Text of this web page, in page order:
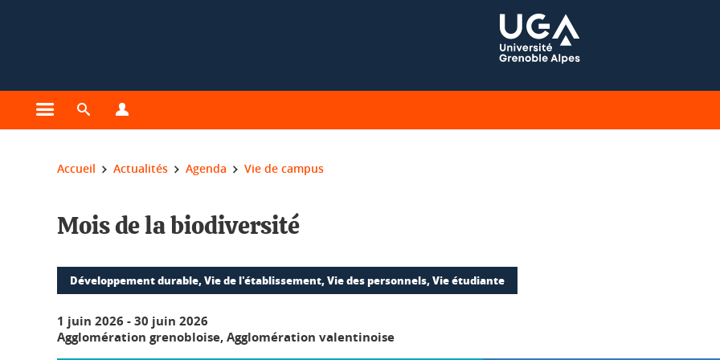
Ouvrir le menu principal
Ouvrir le moteur de recherche
Vous êtes ici :
Accueil Actualités Agenda Vie de campus
Mois de la biodiversité
Développement durable, Vie de l'établissement, Vie des personnels, Vie étudiante
1 juin 2026 -30 juin 2026
Agglomération grenobloise, Agglomération valentinoise